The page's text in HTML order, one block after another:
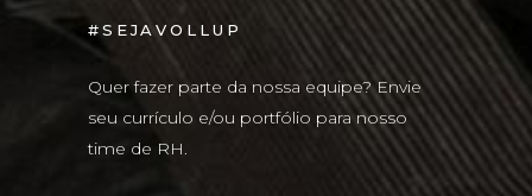
#SEJAVOLLUP
Quer fazer parte da nossa equipe? Envie
seu currículo e/ou portfólio para nosso
time de RH.